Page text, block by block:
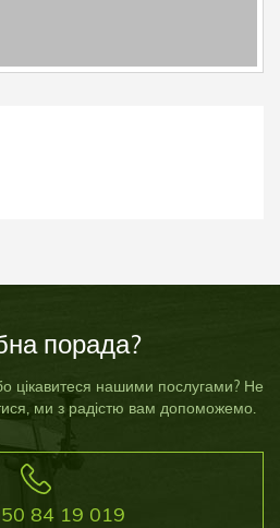
порада?
цікавитеся нашими послугами? Не
ми з радістю вам допоможемо.
84 19 019